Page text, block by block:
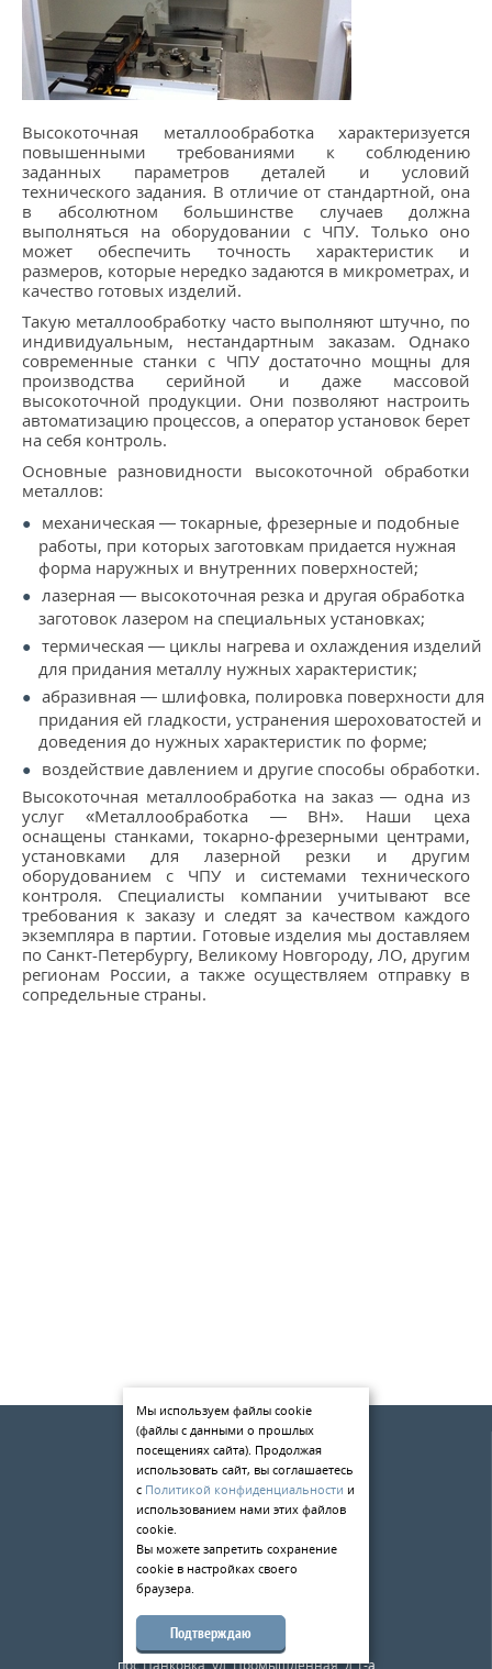
Изготовление шестерен на заказ
Услуги металлообработки
...
КОНТАКТЫ
МЕТАЛЛ ВЕЛИКИЙ НОВГОРОД
Высокоточная металлообработка характеризуется
повышенными требованиями к соблюдению
заданных параметров деталей и условий
технического задания. В отличие от стандартной, она
в абсолютном большинстве случаев должна
выполняться на оборудовании с ЧПУ. Только оно
может обеспечить точность характеристик и
размеров, которые нередко задаются в микрометрах, и
качество готовых изделий.
Такую металлообработку часто выполняют штучно, по
индивидуальным, нестандартным заказам. Однако
современные станки с ЧПУ достаточно мощны для
производства серийной и даже массовой
высокоточной продукции. Они позволяют настроить
автоматизацию процессов, а оператор установок берет
на себя контроль.
Основные разновидности высокоточной обработки
металлов:
механическая — токарные, фрезерные и подобные
работы, при которых заготовкам придается нужная
форма наружных и внутренних поверхностей;
лазерная — высокоточная резка и другая обработка
заготовок лазером на специальных установках;
термическая — циклы нагрева и охлаждения изделий
для придания металлу нужных характеристик;
абразивная — шлифовка, полировка поверхности для
придания ей гладкости, устранения шероховатостей и
доведения до нужных характеристик по форме;
воздействие давлением и другие способы обработки.
Высокоточная металлообработка на заказ — одна из
услуг «Металлообработка — ВН». Наши цеха
оснащены станками, токарно-фрезерными центрами,
установками для лазерной резки и другим
оборудованием с ЧПУ и системами технического
контроля. Специалисты компании учитывают все
требования к заказу и следят за качеством каждого
экземпляра в партии. Готовые изделия мы доставляем
по Санкт-Петербургу, Великому Новгороду, ЛО, другим
регионам России, а также осуществляем отправку в
сопредельные страны.
О компании
Услуги
Статьи
198084,г. Санкт-Петербург
тел.:+7 (812) 309-49-33
173526,Новгородская область
пос.Панковка, ул. Промышленная, д.1-а
Мы используем файлы cookie
(файлы с данными о прошлых
посещениях сайта). Продолжая
использовать сайт, вы соглашаетесь
с Политикой конфиденциальности и
использованием нами этих файлов
cookie.
Вы можете запретить сохранение
cookie в настройках своего
браузера.
Подтверждаю